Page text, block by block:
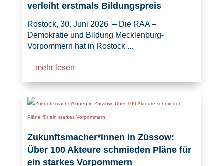
verleiht erstmals Bildungspreis
Rostock, 30. Juni 2026 – Die RAA –
Demokratie und Bildung Mecklenburg-
Vorpommern hat in Rostock ...
mehr lesen
Zukunftsmacher*innen in Züssow:
Über 100 Akteure schmieden Pläne für
ein starkes Vorpommern